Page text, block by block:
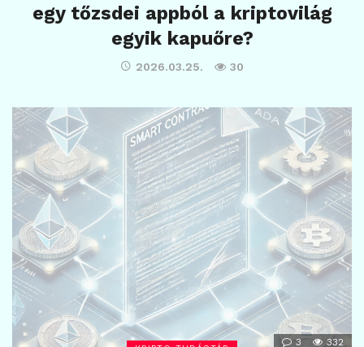
egy tőzsdei appból a kriptovilág
egyik kapuőre?
2026.03.25. 30
3 332